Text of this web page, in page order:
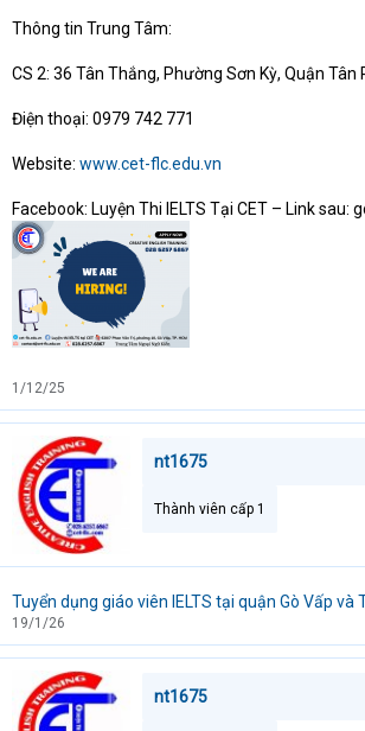
Thông tin Trung Tâm:
CS 2: 36 Tân Thắng, Phường Sơn Kỳ, Quận Tân
Điện thoại: 0979 742 771
Website: www.cet-flc.edu.vn
Facebook: Luyện Thi IELTS Tại CET – Link sau:
1/12/25
nt1675
Thành viên cấp 1
Tuyển dụng giáo viên IELTS tại quận Gò Vấp và
19/1/26
nt1675